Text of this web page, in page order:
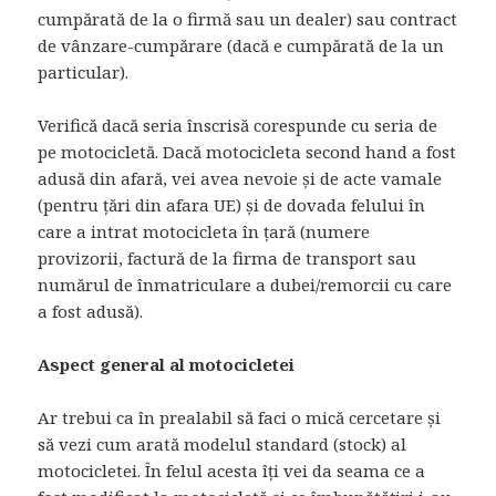
cumpărată de la o firmă sau un dealer) sau contract
de vânzare-cumpărare (dacă e cumpărată de la un
particular).
Verifică dacă seria înscrisă corespunde cu seria de
pe motocicletă. Dacă motocicleta second hand a fost
adusă din afară, vei avea nevoie și de acte vamale
(pentru țări din afara UE) și de dovada felului în
care a intrat motocicleta în țară (numere
provizorii, factură de la firma de transport sau
numărul de înmatriculare a dubei/remorcii cu care
a fost adusă).
Aspect general al motocicletei
Ar trebui ca în prealabil să faci o mică cercetare și
să vezi cum arată modelul standard (stock) al
motocicletei. În felul acesta îți vei da seama ce a